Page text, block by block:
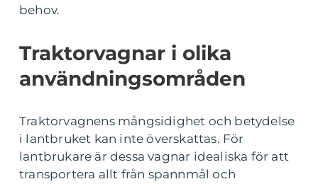
behov.
Traktorvagnar i olika
användningsområden
Traktorvagnens mångsidighet och betydelse
i lantbruket kan inte överskattas. För
lantbrukare är dessa vagnar idealiska för att
transportera allt från spannmål och